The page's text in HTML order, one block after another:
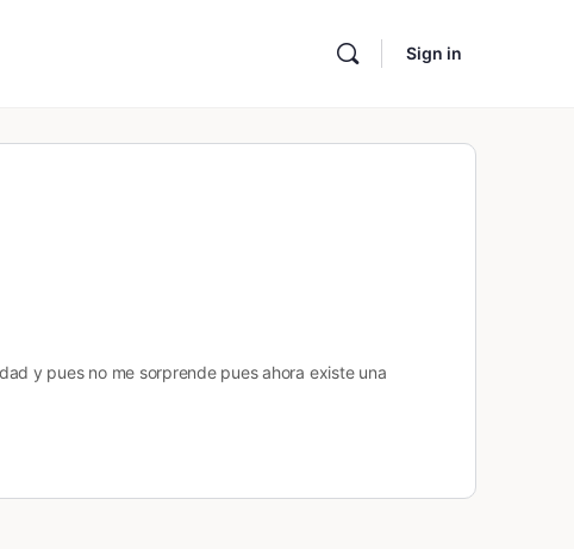
Sign in
y pues no me sorprende pues ahora existe una